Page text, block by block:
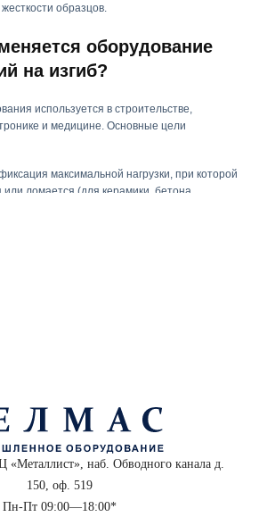
образцов.
оборудование
на изгиб?
используется в строительстве,
и медицине. Основные цели
максимальной нагрузки, при которой
или ломается (для керамики, бетона,
от физических свойств образцов и частоты
внимание на ключевые параметры:
(усилие)
«Металлист», наб. Обводного канала д.
150, оф. 519
Пн-Пт 09:00—18:00*